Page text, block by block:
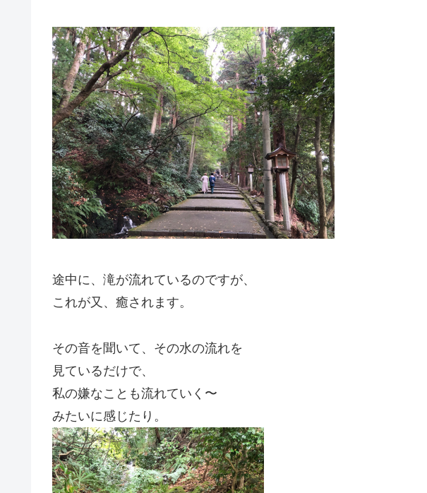
途中に、滝が流れているのですが、
これが又、癒されます。
その音を聞いて、その水の流れを
見ているだけで、
私の嫌なことも流れていく〜
みたいに感じたり。